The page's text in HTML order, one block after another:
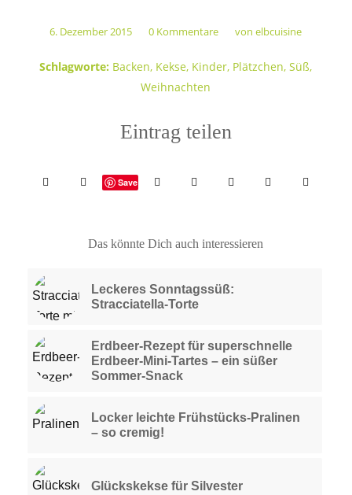
6. Dezember 2015
/ 0 Kommentare
/ vonelbcuisine
Schlagworte: Backen, Kekse, Kinder, Plätzchen,Süß,
Weihnachten
Eintrag teilen
Save
Das könnte Dich auch interessieren
Leckeres Sonntagssüß:
Stracciatella-Torte
Erdbeer-Rezept für superschnelle
Erdbeer-Mini-Tartes – ein süßer
Sommer-Snack
Locker leichte Frühstücks-Pralinen
– so cremig!
Glückskekse für Silvester